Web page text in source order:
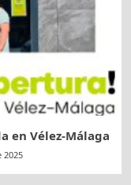
en Vélez-Málaga
2025